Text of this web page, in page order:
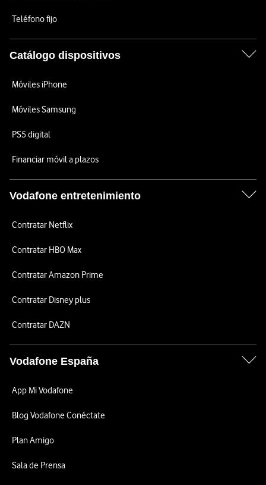
Teléfono fijo
Catálogo dispositivos
Móviles iPhone
Móviles Samsung
PS5 digital
Financiar móvil a plazos
Vodafone entretenimiento
Contratar Netflix
Contratar HBO Max
Contratar Amazon Prime
Contratar Disney plus
Contratar DAZN
Vodafone España
App Mi Vodafone
Blog Vodafone Conéctate
Plan Amigo
Sala de Prensa